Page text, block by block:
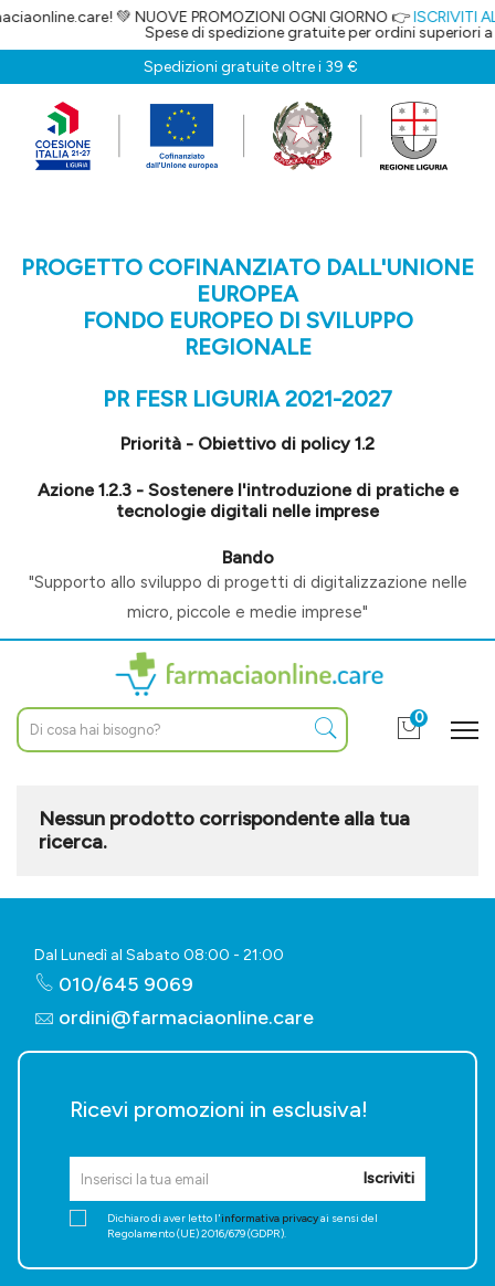
💚 NUOVE PROMOZIONI OGNI GIORNO 👉ISCRIVITI
Spese di spedizione gratuite per ordini superiori a
Spedizioni gratuite oltre i 39 €
PROGETTO COFINANZIATO DALL'UNIONE
EUROPEA
FONDO EUROPEO DI SVILUPPO
REGIONALE
PR FESR LIGURIA 2021-2027
Priorità - Obiettivo di policy 1.2
Azione 1.2.3 - Sostenere l'introduzione di pratiche e
tecnologie digitali nelle imprese
Bando
"Supporto allo sviluppo di progetti di digitalizzazione nelle
micro, piccole e medie imprese"
0
Nessun prodotto corrispondente alla tua
ricerca.
Dal Lunedì al Sabato 08:00 - 21:00
010/645 9069
ordini@farmaciaonline.care
Ricevi promozioni in esclusiva!
Iscriviti
Dichiaro di aver letto l'informativa privacyai sensi del
Regolamento (UE) 2016/679 (GDPR).